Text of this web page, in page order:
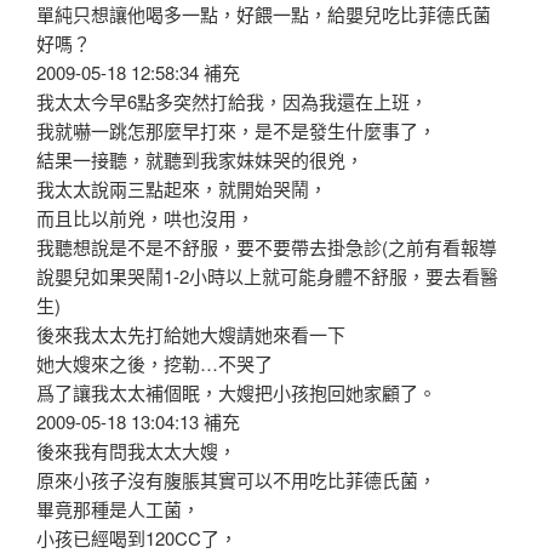
單純只想讓他喝多一點，好餵一點，給嬰兒吃比菲德氏菌
好嗎？
2009-05-18 12:58:34 補充
我太太今早6點多突然打給我，因為我還在上班，
我就嚇一跳怎那麼早打來，是不是發生什麼事了，
結果一接聽，就聽到我家妹妹哭的很兇，
我太太說兩三點起來，就開始哭鬧，
而且比以前兇，哄也沒用，
我聽想說是不是不舒服，要不要帶去掛急診(之前有看報導
說嬰兒如果哭鬧1-2小時以上就可能身體不舒服，要去看醫
生)
後來我太太先打給她大嫂請她來看一下
她大嫂來之後，挖勒…不哭了
爲了讓我太太補個眠，大嫂把小孩抱回她家顧了。
2009-05-18 13:04:13 補充
後來我有問我太太大嫂，
原來小孩子沒有腹脹其實可以不用吃比菲德氏菌，
畢竟那種是人工菌，
小孩已經喝到120CC了，